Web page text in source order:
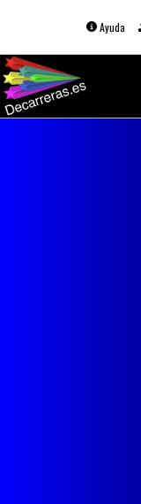
Ayuda